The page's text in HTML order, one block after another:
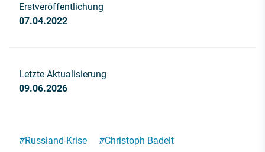
Erstveröffentlichung
07.04.2022
Letzte Aktualisierung
09.06.2026
#Russland-Krise #Christoph Badelt